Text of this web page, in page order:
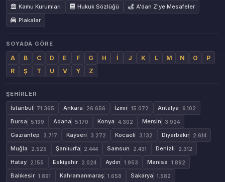
Kamu Kurumları
Hukuk Sözlüğü
A'dan Z'ye Mesafeler
Plakalar
SOYADA GÖRE
A B C D E F G H İ J K L M N O
P
R
Ş T U V Y Z
ŞEHIRLER
İstanbul
71.365 Ankara 26.656 İzmir 15.072 Antalya 6.102
Bursa 5.199 Adana 5.170 Konya 4.302 Mersin 3.924
Gaziantep 3.717 Kayseri 3.272 Kocaeli 3.132 Diyarbakır 2.614
Muğla 2.525 Şanlıurfa 2.444 Samsun 2.431 Denizli 2.312
Hatay 2.155 Eskişehir 2.024 Aydın 1.953 Manisa 1.892
Balıkesir 1.891 Kahramanmaraş 1.658 Sakarya 1.582